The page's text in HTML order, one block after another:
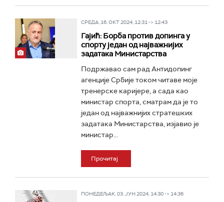
СРЕДА, 16. ОКТ 2024, 12:31 -> 12:43
Гајић: Борба против допинга у
спорту један од најважнијих
задатака Министарства
Подржавао сам рад Антидопинг
агенције Србије током читаве моје
тренерске каријере, а сада као
министар спорта, сматрам да је то
један од најважнијих стратешких
задатака Министарства, изјавио је
министар...
Прочитај
ПОНЕДЕЉАК, 03. ЈУН 2024, 14:30 -> 14:36